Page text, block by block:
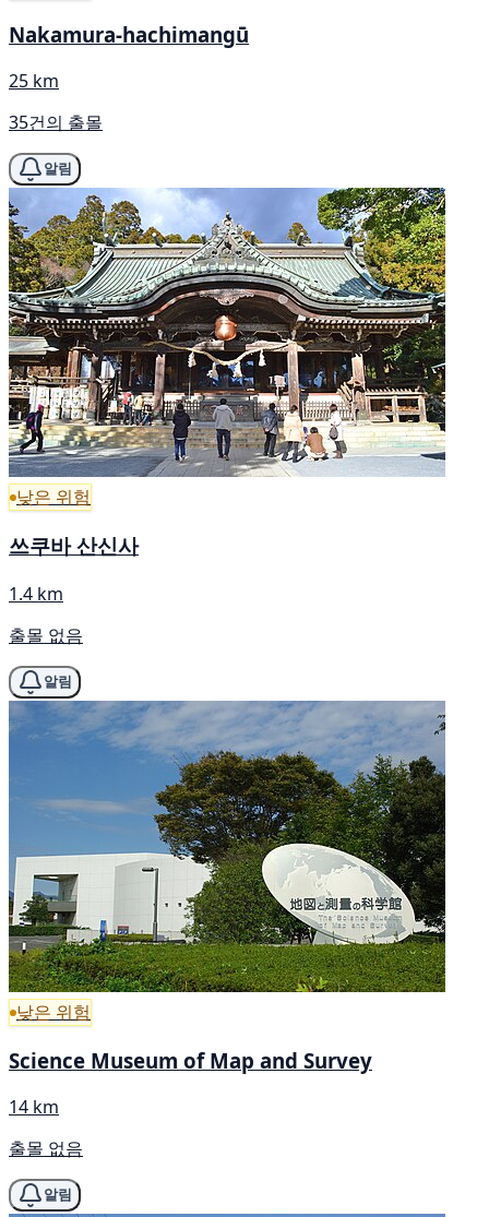
Nakamura-hachimangū
25 km
35건의 출몰
알림
낮은 위험
쓰쿠바 산신사
1.4 km
출몰 없음
알림
낮은 위험
Science Museum of Map and Survey
14 km
출몰 없음
알림